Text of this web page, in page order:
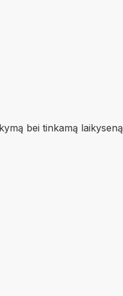
bei tinkamą laikyseną